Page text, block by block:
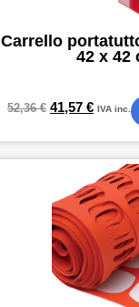
Carrello
42 x 42
52,36€ 41,57 € IVA inc.